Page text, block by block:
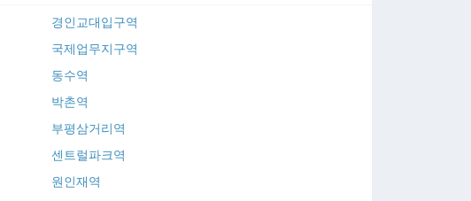
경인교대입구역
국제업무지구역
동수역
박촌역
부평삼거리역
센트럴파크역
원인재역